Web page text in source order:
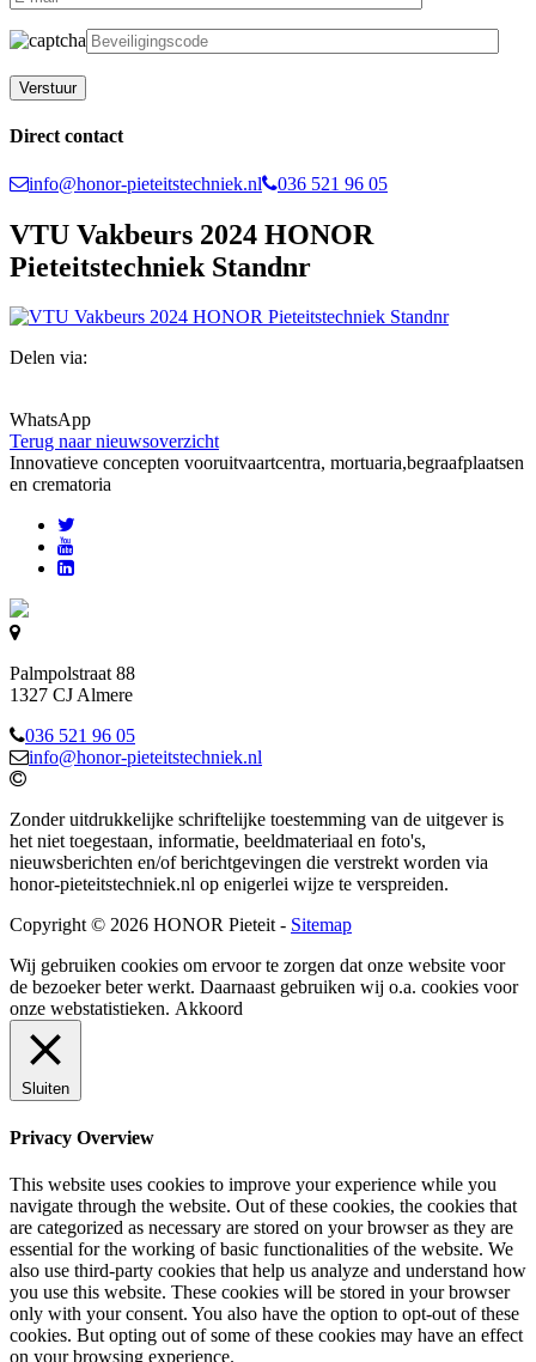
Direct contact
info@honor-pieteitstechniek.nl 036 521 96 05
VTU Vakbeurs 2024 HONOR
Pieteitstechniek Standnr
Delen via:
WhatsApp
Terug naar nieuwsoverzicht
Innovatieve concepten vooruitvaartcentra, mortuaria,begraafplaatsen
en crematoria
Palmpolstraat 88
1327 CJ Almere
036 521 96 05
info@honor-pieteitstechniek.nl
Zonder uitdrukkelijke schriftelijke toestemming van de uitgever is
het niet toegestaan, informatie, beeldmateriaal en foto's,
nieuwsberichten en/of berichtgevingen die verstrekt worden via
honor-pieteitstechniek.nl op enigerlei wijze te verspreiden.
Copyright © 2026 HONOR Pieteit - Sitemap
Wij gebruiken cookies om ervoor te zorgen dat onze website voor
de bezoeker beter werkt. Daarnaast gebruiken wij o.a. cookies voor
onze webstatistieken. Akkoord
Sluiten
Privacy Overview
This website uses cookies to improve your experience while you
navigate through the website. Out of these cookies, the cookies that
are categorized as necessary are stored on your browser as they are
essential for the working of basic functionalities of the website. We
also use third-party cookies that help us analyze and understand how
you use this website. These cookies will be stored in your browser
only with your consent. You also have the option to opt-out of these
cookies. But opting out of some of these cookies may have an effect
on your browsing experience.